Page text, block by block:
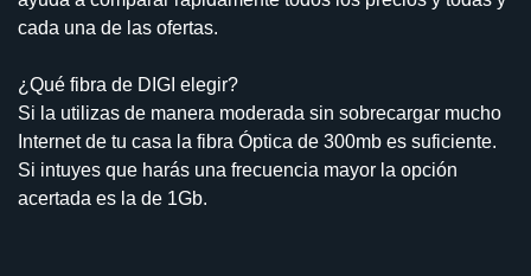
cada una de las ofertas.
¿Qué fibra de DIGI elegir?
Si la utilizas de manera moderada sin sobrecargar mucho
Internet de tu casa la fibra Óptica de 300mb es suficiente.
Si intuyes que harás una frecuencia mayor la opción
acertada es la de 1Gb.